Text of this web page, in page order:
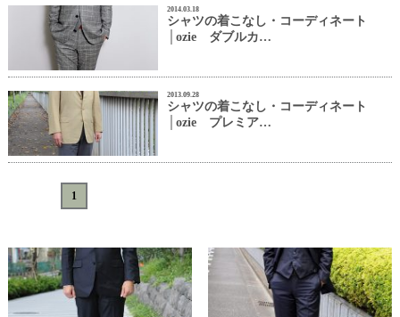
2014.03.18
シャツの着こなし・コーディネート
│ozie ダブルカ…
2013.09.28
シャツの着こなし・コーディネート
│ozie プレミア…
1